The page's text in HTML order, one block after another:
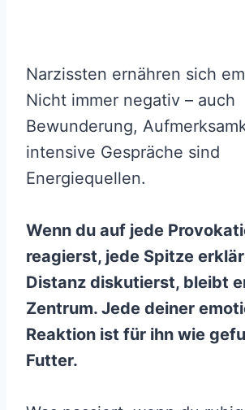
Narzissten ernähren sich
Nicht immer negativ – auch
Bewunderung,
intensive Gespräche sind
Energiequellen.
Wenn du auf jede
reagierst, jede Spitze
Distanz diskutierst, bleibt
Zentrum. Jede deiner
Reaktion ist für ihn wie
Futter.